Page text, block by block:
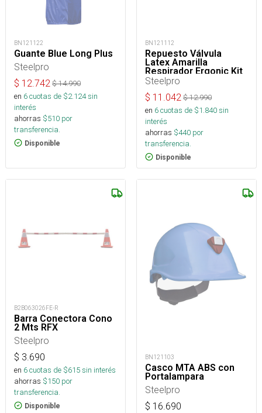
BN121122
Guante Blue Long Plus
Steelpro
$ 12.742 $14.990
en 6cuotas de $2.124sin
interés
ahorras $510 por
transferencia.
Disponible
BN121112
Repuesto Válvula
Latex Amarilla
Respirador Ergonic Kit
25 Unidades
Steelpro
$ 11.042 $12.990
en 6cuotas de $1.840sin
interés
ahorras $440 por
transferencia.
Disponible
B2B063026FE-R
Barra Conectora Cono
2 Mts RFX
Steelpro
$ 3.690
en 6cuotas de $615sin interés
ahorras $150 por
transferencia.
Disponible
BN121103
Casco MTA ABS con
Portalampara
Steelpro
$ 16.690